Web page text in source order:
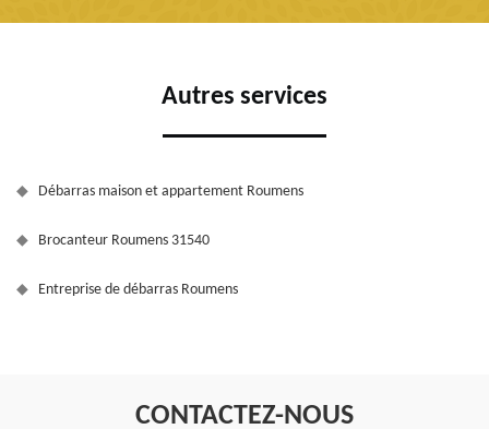
Autres services
Débarras maison et appartement Roumens
Brocanteur Roumens 31540
Entreprise de débarras Roumens
CONTACTEZ-NOUS